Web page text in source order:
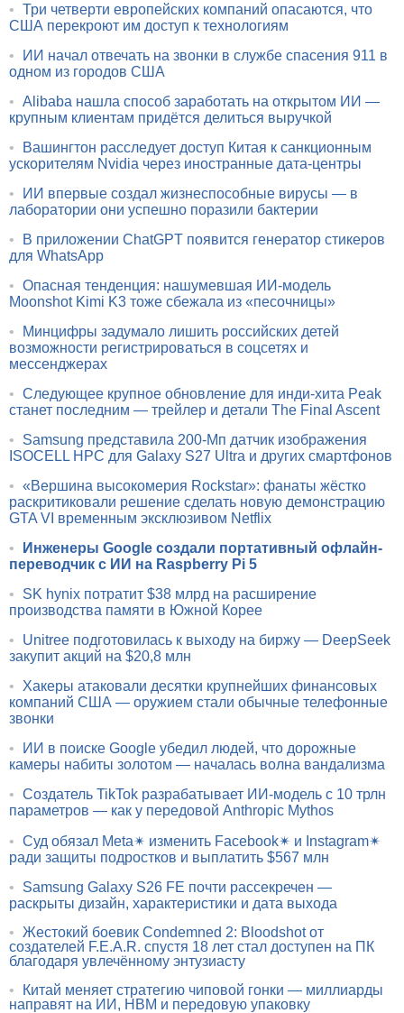
• Три четверти европейских компаний опасаются, что
США перекроют им доступ к технологиям
•
ИИ начал отвечать на звонки в службе спасения 911 в
одном из городов США
• Alibaba нашла способ заработать на открытом ИИ —
крупным клиентам придётся делиться выручкой
•
Вашингтон расследует доступ Китая к санкционным
ускорителям Nvidia через иностранные дата-центры
•
ИИ впервые создал жизнеспособные вирусы — в
лаборатории они успешно поразили бактерии
•
В приложении ChatGPT появится генератор стикеров
для WhatsApp
• Опасная тенденция: нашумевшая ИИ-модель
Moonshot Kimi K3 тоже сбежала из «песочницы»
•
Минцифры задумало лишить российских детей
возможности регистрироваться в соцсетях и
мессенджерах
• Следующее крупное обновление для инди-хита Peak
станет последним — трейлер и детали The Final Ascent
•
Samsung представила 200-Мп датчик изображения
ISOCELL HPC для Galaxy S27 Ultra и других смартфонов
• «Вершина высокомерия Rockstar»: фанаты жёстко
раскритиковали решение сделать новую демонстрацию
GTA VI временным эксклюзивом Netflix
•
Инженеры Google создали портативный офлайн-
переводчик с ИИ на Raspberry Pi 5
•
SK hynix потратит $38 млрд на расширение
производства памяти в Южной Корее
•
Unitree подготовилась к выходу на биржу — DeepSeek
закупит акций на $20,8 млн
•
Хакеры атаковали десятки крупнейших финансовых
компаний США — оружием стали обычные телефонные
звонки
•
ИИ в поиске Google убедил людей, что дорожные
камеры набиты золотом — началась волна вандализма
• Создатель TikTok разрабатывает ИИ-модель с 10 трлн
параметров — как у передовой Anthropic Mythos
• Суд обязал Meta✴ изменить Facebook✴ и Instagram✴
ради защиты подростков и выплатить $567 млн
•
Samsung Galaxy S26 FE почти рассекречен —
раскрыты дизайн, характеристики и дата выхода
• Жестокий боевик Condemned 2: Bloodshot от
создателей F.E.A.R. спустя 18 лет стал доступен на ПК
благодаря увлечённому энтузиасту
•
Китай меняет стратегию чиповой гонки — миллиарды
направят на ИИ, HBM и передовую упаковку